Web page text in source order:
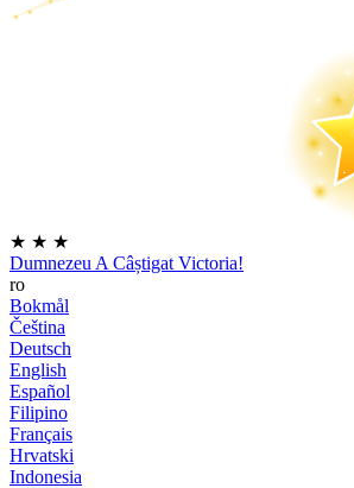
★ ★ ★
Dumnezeu A Câștigat Victoria!
ro
Bokmål
Čeština
Deutsch
English
Español
Filipino
Français
Hrvatski
Indonesia